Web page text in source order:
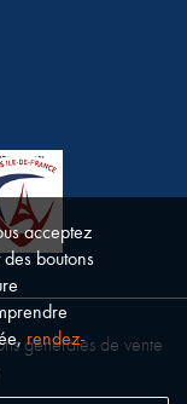
générales de vente
acceptez
boutons
rendez-